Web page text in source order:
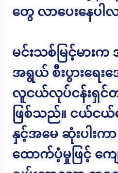
တွေ လာပေးနေပါ
မင်းသစ်မြင့်မာ
အရွယ် စီးပွားရေး
လူငယ်လုပ်ငန်းရှင်
ဖြစ်သည်။ ငယ်င
နှင့်အမေ ဆုံးပါးက
ထောက်ပံ့မှုဖြင့် ကျေ